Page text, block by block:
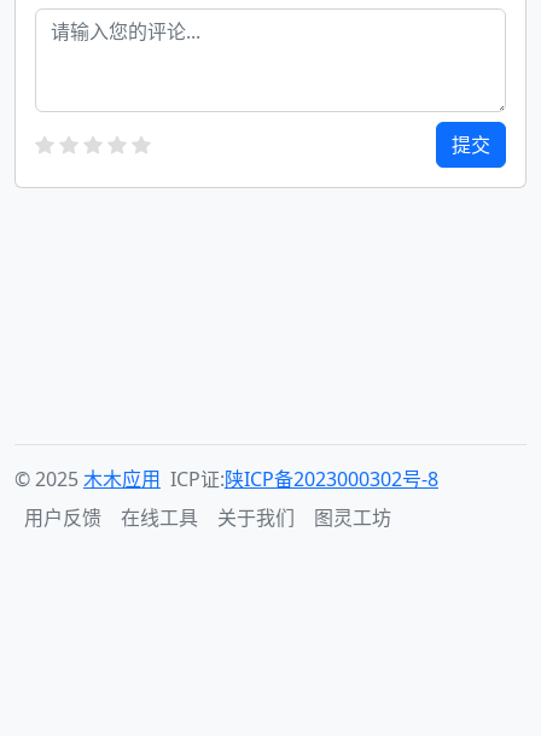
提交
© 2025木木应用 ICP证:陕ICP备2023000302号-8
用户反馈
在线工具 关于我们 图灵工坊